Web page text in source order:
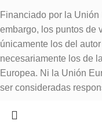
Financiado por la
embargo, los puntos de
únicamente los del
necesariamente los de
Europea. Ni la Unión
ser consideradas